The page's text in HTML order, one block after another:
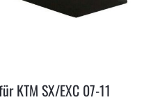
KTM SX/EXC 07-11